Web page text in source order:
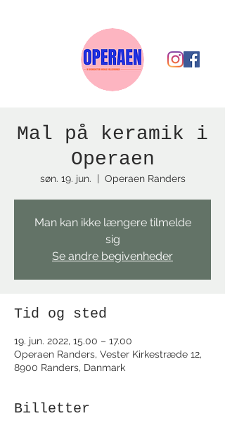
Mal på keramik i
Operaen
søn. 19. jun.
  |
Operaen Randers
Man kan ikke længere tilmelde
sig
Se andre begivenheder
Tid og sted
19. jun. 2022, 15.00 – 17.00
Operaen Randers, Vester Kirkestræde 12,
8900 Randers, Danmark
Billetter